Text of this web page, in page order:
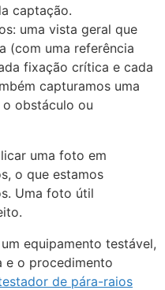
captação.
uma vista geral que
(com uma referência
fixação crítica e cada
capturamos uma
obstáculo ou
uma foto em
o que estamos
Uma foto útil
equipamento testável,
e o procedimento
de pára-raios